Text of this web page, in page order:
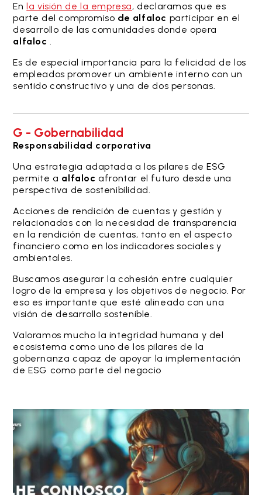
Enla visión de la empresa, declaramos que es
parte del compromiso de alfaloc participar en el
desarrollo de las comunidades donde opera
alfaloc .
Es de especial importancia para la felicidad de los
empleados promover un ambiente interno con un
sentido constructivo y una de dos personas.
G - Gobernabilidad
Responsabilidad corporativa
Una estrategia adaptada a los pilares de ESG
permite a alfaloc afrontar el futuro desde una
perspectiva de sostenibilidad.
Acciones de rendición de cuentas y gestión y
relacionadas con la necesidad de transparencia
en la rendición de cuentas, tanto en el aspecto
financiero como en los indicadores sociales y
ambientales.
Buscamos asegurar la cohesión entre cualquier
logro de la empresa y los objetivos de negocio. Por
eso es importante que esté alineado con una
visión de desarrollo sostenible.
Valoramos mucho la integridad humana y del
ecosistema como uno de los pilares de la
gobernanza capaz de apoyar la implementación
de ESG como parte del negocio